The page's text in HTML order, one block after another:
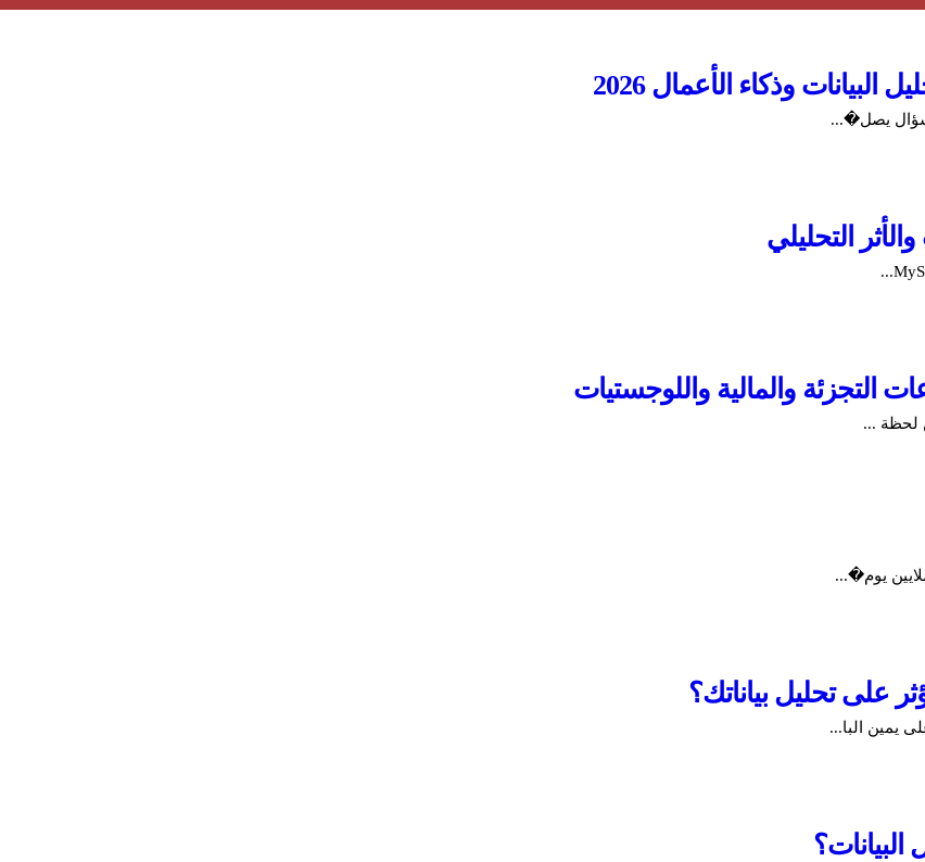
وذكاء الأعمال 2026
سؤال يصل�...
التجزئة والمالية واللوجستيات
لحظة ...
يمين البا...